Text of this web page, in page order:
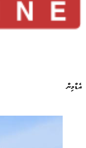
އެޑްމިން